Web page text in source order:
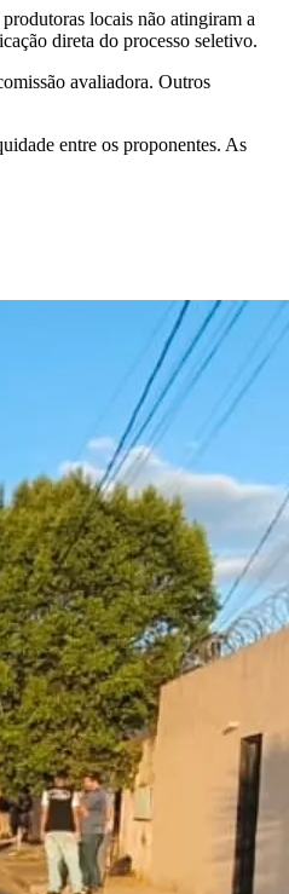
locais não atingiram a
direta do processo seletivo.
avaliadora. Outros
entre os proponentes. As